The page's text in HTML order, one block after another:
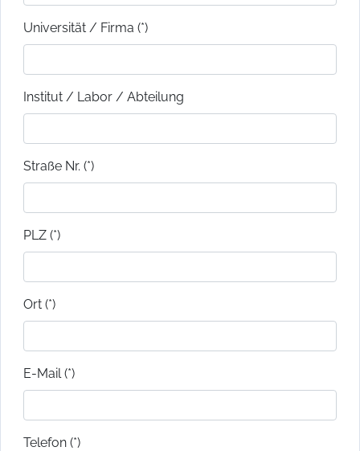
Universität / Firma (*)
Institut / Labor / Abteilung
Straße Nr. (*)
PLZ (*)
Ort (*)
E-Mail (*)
Telefon (*)